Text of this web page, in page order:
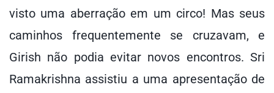
visto uma aberração em um circo! Mas seus
caminhos frequentemente se cruzavam, e
Girish não podia evitar novos encontros. Sri
Ramakrishna assistiu a uma apresentação de